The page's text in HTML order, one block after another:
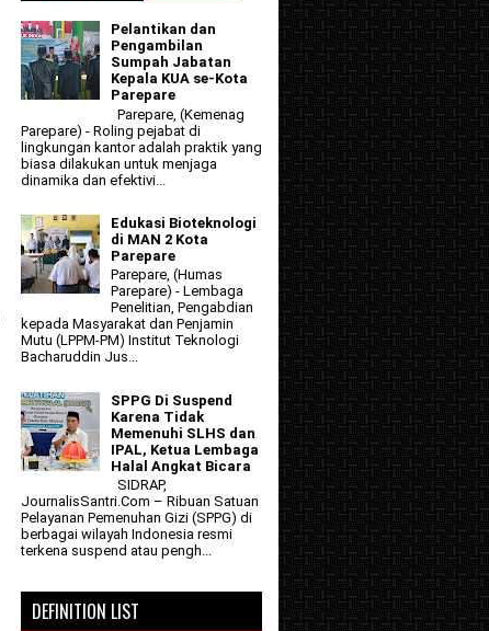
Pelantikan dan
Pengambilan
Sumpah Jabatan
Kepala KUA se-Kota
Parepare
Parepare, (Kemenag
Parepare) - Roling pejabat di
lingkungan kantor adalah praktik yang
biasa dilakukan untuk menjaga
dinamika dan efektivi...
Edukasi Bioteknologi
di MAN 2 Kota
Parepare
Parepare, (Humas
Parepare) - Lembaga
Penelitian, Pengabdian
kepada Masyarakat dan Penjamin
Mutu (LPPM-PM) Institut Teknologi
Bacharuddin Jus...
SPPG Di Suspend
Karena Tidak
Memenuhi SLHS dan
IPAL, Ketua Lembaga
Halal Angkat Bicara
SIDRAP,
JournalisSantri.Com – Ribuan Satuan
Pelayanan Pemenuhan Gizi (SPPG) di
berbagai wilayah Indonesia resmi
terkena suspend atau pengh...
DEFINITION LIST